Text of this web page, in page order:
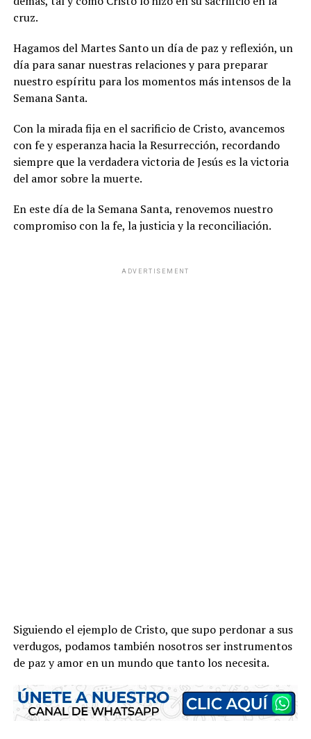
cruz.
Hagamos del Martes Santo un día de paz y reflexión, un
día para sanar nuestras relaciones y para preparar
nuestro espíritu para los momentos más intensos de la
Semana Santa.
Con la mirada fija en el sacrificio de Cristo, avancemos
con fe y esperanza hacia la Resurrección, recordando
siempre que la verdadera victoria de Jesús es la victoria
del amor sobre la muerte.
En este día de la Semana Santa, renovemos nuestro
compromiso con la fe, la justicia y la reconciliación.
ADVERTISEMENT
Siguiendo el ejemplo de Cristo, que supo perdonar a sus
verdugos, podamos también nosotros ser instrumentos
de paz y amor en un mundo que tanto los necesita.